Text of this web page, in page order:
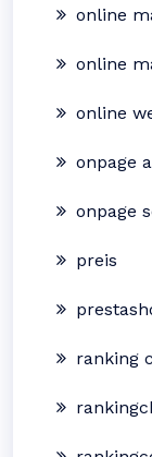
online
online
online
onpage
onpage
preis
ranking